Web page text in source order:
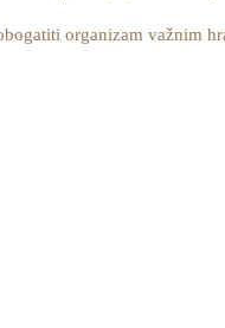
organizam važnim